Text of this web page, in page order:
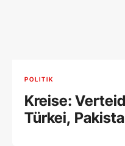
POLITIK
Kreise:
Türkei,